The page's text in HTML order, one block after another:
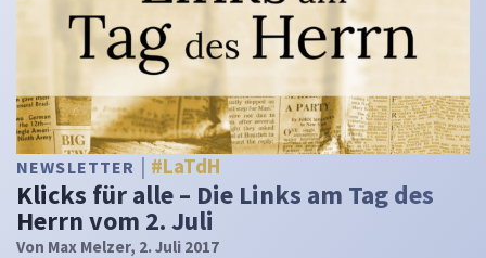
NEWSLETTER #LaTdH
Klicks für alle – Die Links am Tag des
Herrn vom 2. Juli
Von Max Melzer, 2. Juli 2017